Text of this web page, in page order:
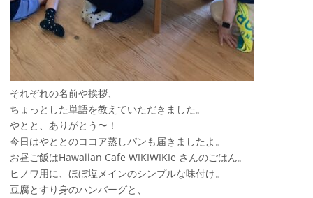
それぞれの名前や挨拶、
ちょっとした単語を教えていただきました。
やとと、ありがとう〜！
今日はやととのココア蒸しパンも届きましたよ。
お昼ご飯はHawaiian Cafe WIKIWIKIe さんのごはん。
ヒノワ用に、ほぼ塩メインのシンプルな味付け。
豆腐とすり身のハンバーグと、